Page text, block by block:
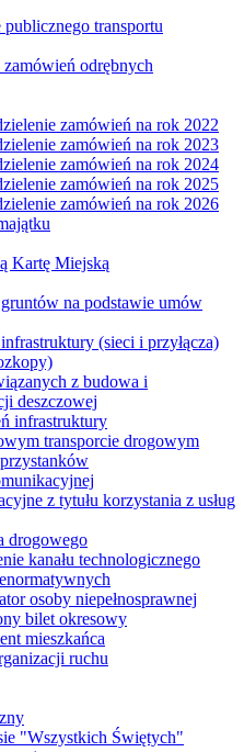
publicznego transportu
odrębnych
zamówień na rok 2022
zamówień na rok 2023
zamówień na rok 2024
zamówień na rok 2025
zamówień na rok 2026
Kartę Miejską
na podstawie umów
(sieci i przyłącza)
z budowa i
deszczowej
infrastruktury
transporcie drogowym
z tytułu korzystania z usług
drogowego
kanału technologicznego
osoby niepełnosprawnej
bilet okresowy
mieszkańca
ruchu
"Wszystkich Świętych"